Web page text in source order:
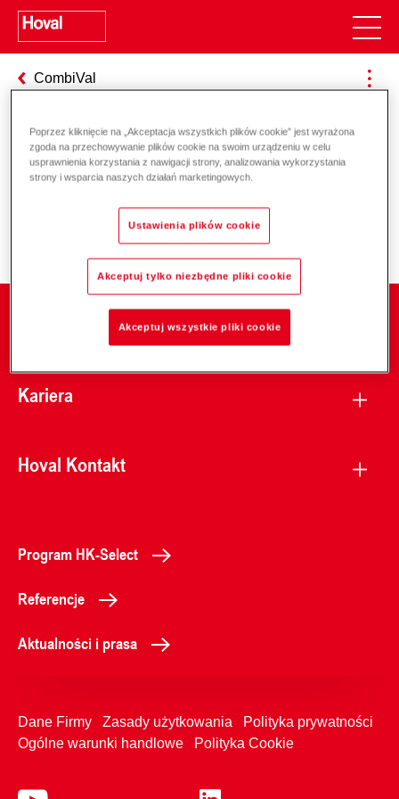
CombiVal
Odpowiedzialność za energię i
Kariera
Hoval Kontakt
Program HK-Select
Referencje
Aktualności i prasa
Dane Firmy Zasady użytkowania
Polityka prywatności
Ogólne warunki handlowe
Polityka Cookie
Poprzez kliknięcie na „Akceptacja wszystkich plików cookie” jest wyrażona
zgoda na przechowywanie plików cookie na swoim urządzeniu w celu
usprawnienia korzystania z nawigacji strony, analizowania wykorzystania
strony i wsparcia naszych działań marketingowych.
Ustawienia plików cookie
Akceptuj tylko niezbędne pliki cookie
Akceptuj wszystkie pliki cookie